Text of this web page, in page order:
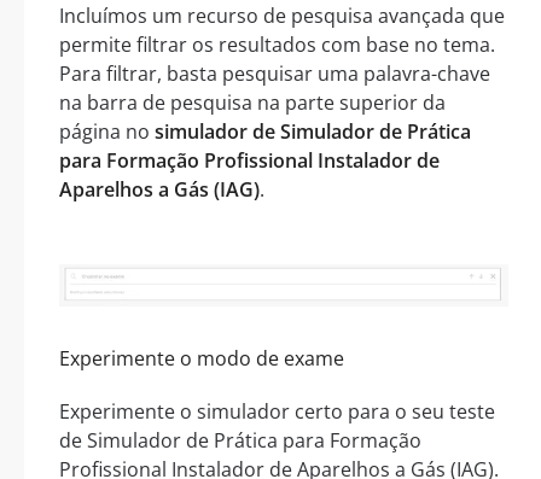
Incluímos um recurso de pesquisa avançada que
permite filtrar os resultados com base no tema.
Para filtrar, basta pesquisar uma palavra-chave
na barra de pesquisa na parte superior da
página no simulador de Simulador de Prática
para Formação Profissional Instalador de
Aparelhos a Gás (IAG).
Experimente o modo de exame
Experimente o simulador certo para o seu teste
de Simulador de Prática para Formação
Profissional Instalador de Aparelhos a Gás (IAG).